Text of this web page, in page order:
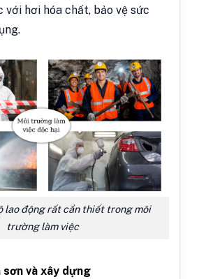
với hơi hóa chất, bảo vệ sức
lao động rất cần thiết trong môi
trường làm việc
sơn và xây dựng